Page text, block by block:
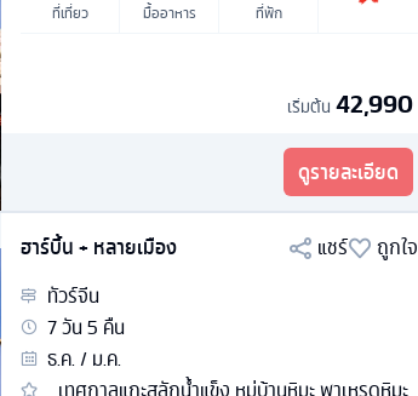
ที่เที่ยว มื้ออาหาร ที่พัก
เริ่มต้น 42,990
ดูรายละเอียด
ฮาร์บิ้น + หลายเมือง แชร์
ถูกใจ
ทัวร์จีน
7วัน5 คืน
ธ.ค. / ม.ค.
เทศกาลแกะสลักน้ำแข็ง หมู่บ้านหิมะ พาเหรดหิมะ